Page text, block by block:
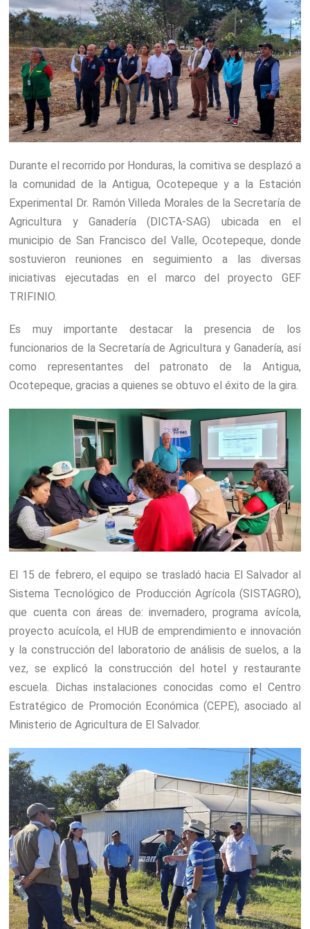
Durante el recorrido por Honduras, la comitiva se desplazó a
la comunidad de la Antigua, Ocotepeque y a la Estación
Experimental Dr. Ramón Villeda Morales de la Secretaría de
Agricultura y Ganadería (DICTA-SAG) ubicada en el
municipio de San Francisco del Valle, Ocotepeque, donde
sostuvieron reuniones en seguimiento a las diversas
iniciativas ejecutadas en el marco del proyecto GEF
TRIFINIO.
Es muy importante destacar la presencia de los
funcionarios de la Secretaría de Agricultura y Ganadería, así
como representantes del patronato de la Antigua,
Ocotepeque, gracias a quienes se obtuvo el éxito de la gira.
El 15 de febrero, el equipo se trasladó hacia El Salvador al
Sistema Tecnológico de Producción Agrícola (SISTAGRO),
que cuenta con áreas de: invernadero, programa avícola,
proyecto acuícola, el HUB de emprendimiento e innovación
y la construcción del laboratorio de análisis de suelos, a la
vez, se explicó la construcción del hotel y restaurante
escuela. Dichas instalaciones conocidas como el Centro
Estratégico de Promoción Económica (CEPE), asociado al
Ministerio de Agricultura de El Salvador.